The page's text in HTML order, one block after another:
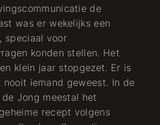
de
was er wekelijks een
speciaal voor
konden stellen. Het
klein jaar stopgezet. Er is
iemand geweest. In de
Jong meestal het
recept volgens